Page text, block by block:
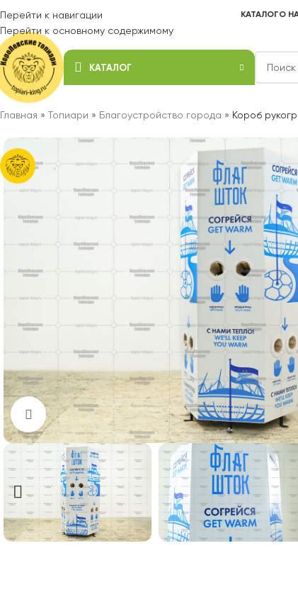
Перейти к навигации
Перейти к основному содержимому
КАТАЛОГО
КАТАЛОГ
Главная » Топиари » Благоустройство города » Короб
Нажмите, чтобы увеличить